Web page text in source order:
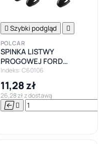


 Szybki podgląd 
POLCAR
SPINKA LISTWY
PROGOWEJ FORD
MONDEO MK1 MK2 MK3
MK4
Indeks: C60106
11,28 zł
26,28 zł z dostawą
 